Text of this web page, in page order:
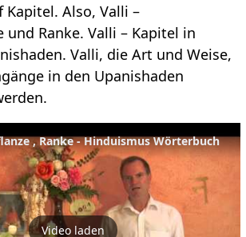
Kapitel. Also, Valli –
und Ranke. Valli – Kapitel in
Valli, die Art und Weise,
in den Upanishaden
, Ranke - Hinduismus Wörterbuch
Video laden